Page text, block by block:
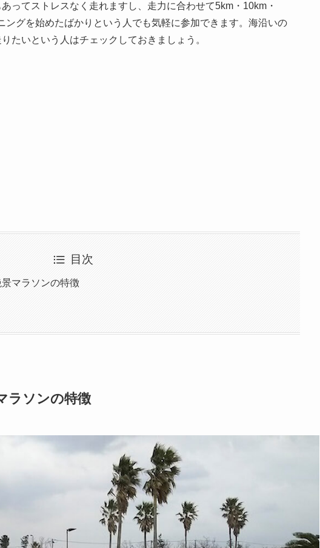
ってストレスなく走れますし、走力に合わせて5km・10km・
ングを始めたばかりという人でも気軽に参加できます。海沿いの
たいという人はチェックしておきましょう。
目次
マラソンの特徴
ラソンの特徴